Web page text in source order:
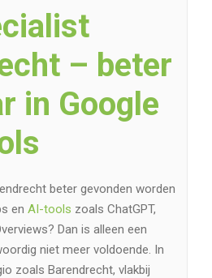
– beter
in Google
beter gevonden worden
en AI-tools zoals ChatGPT,
Dan is alleen een
niet meer voldoende. In
zoals Barendrecht, vlakbij